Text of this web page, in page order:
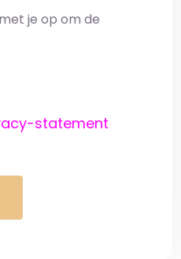
je op om de
statement